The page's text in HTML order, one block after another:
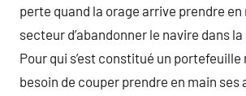
perte quand la orage arrive prendre en
secteur d’abandonner le navire dans
Pour qui s’est constitué un
besoin de couper prendre en main ses